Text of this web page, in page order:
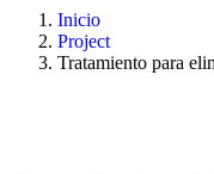
Inicio
Project
Tratamiento para